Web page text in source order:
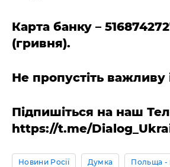
Карта банку –
(гривня).
Не пропустіть
Підпишіться на наш
https://t.me/
Новини Росії Думка Польща -